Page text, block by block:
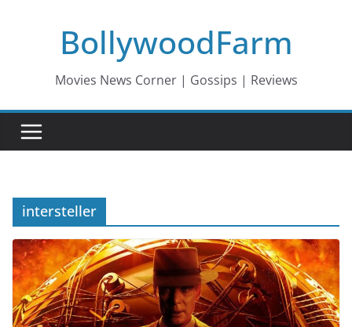
BollywoodFarm
Movies News Corner | Gossips | Reviews
intersteller